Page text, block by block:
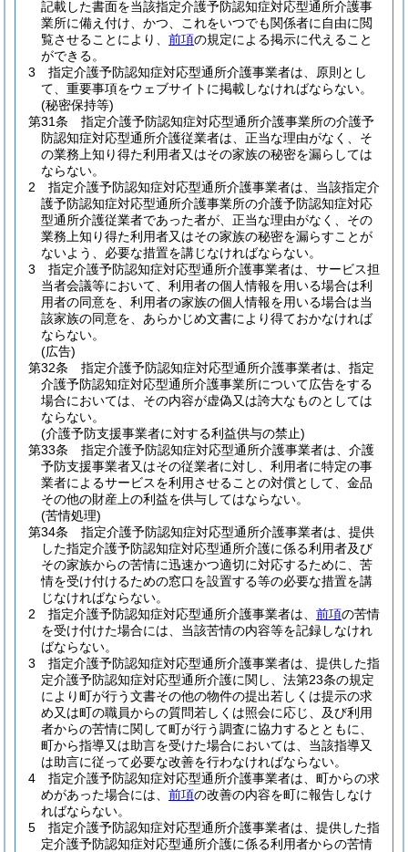
記載した書面を当該指定介護予防認知症対応型通所介護事
業所に備え付け、かつ、これをいつでも関係者に自由に閲
覧させることにより、 前項の規定による掲示に代えること
ができる。
3
指定介護予防認知症対応型通所介護事業者は、原則とし
て、重要事項をウェブサイトに掲載しなければならない。
(秘密保持等)
第31条
指定介護予防認知症対応型通所介護事業所の介護予
防認知症対応型通所介護従業者は、正当な理由がなく、そ
の業務上知り得た利用者又はその家族の秘密を漏らしては
ならない。
2
指定介護予防認知症対応型通所介護事業者は、当該指定介
護予防認知症対応型通所介護事業所の介護予防認知症対応
型通所介護従業者であった者が、正当な理由がなく、その
業務上知り得た利用者又はその家族の秘密を漏らすことが
ないよう、必要な措置を講じなければならない。
3
指定介護予防認知症対応型通所介護事業者は、サービス担
当者会議等において、利用者の個人情報を用いる場合は利
用者の同意を、利用者の家族の個人情報を用いる場合は当
該家族の同意を、あらかじめ文書により得ておかなければ
ならない。
(広告)
第32条
指定介護予防認知症対応型通所介護事業者は、指定
介護予防認知症対応型通所介護事業所について広告をする
場合においては、その内容が虚偽又は誇大なものとしては
ならない。
(介護予防支援事業者に対する利益供与の禁止)
第33条
指定介護予防認知症対応型通所介護事業者は、介護
予防支援事業者又はその従業者に対し、利用者に特定の事
業者によるサービスを利用させることの対償として、金品
その他の財産上の利益を供与してはならない。
(苦情処理)
第34条
指定介護予防認知症対応型通所介護事業者は、提供
した指定介護予防認知症対応型通所介護に係る利用者及び
その家族からの苦情に迅速かつ適切に対応するために、苦
情を受け付けるための窓口を設置する等の必要な措置を講
じなければならない。
2
指定介護予防認知症対応型通所介護事業者は、 前項の苦情
を受け付けた場合には、当該苦情の内容等を記録しなけれ
ばならない。
3
指定介護予防認知症対応型通所介護事業者は、提供した指
定介護予防認知症対応型通所介護に関し、法第23条の規定
により町が行う文書その他の物件の提出若しくは提示の求
め又は町の職員からの質問若しくは照会に応じ、及び利用
者からの苦情に関して町が行う調査に協力するとともに、
町から指導又は助言を受けた場合においては、当該指導又
は助言に従って必要な改善を行わなければならない。
4
指定介護予防認知症対応型通所介護事業者は、町からの求
めがあった場合には、 前項の改善の内容を町に報告しなけ
ればならない。
5
指定介護予防認知症対応型通所介護事業者は、提供した指
定介護予防認知症対応型通所介護に係る利用者からの苦情